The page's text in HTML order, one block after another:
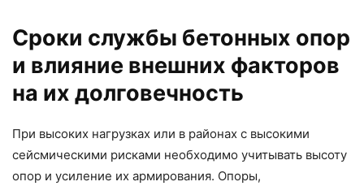
Сроки службы бетонных опор
и влияние внешних факторов
на их долговечность
При высоких нагрузках или в районах с высокими
сейсмическими рисками необходимо учитывать высоту
опор и усиление их армирования. Опоры,